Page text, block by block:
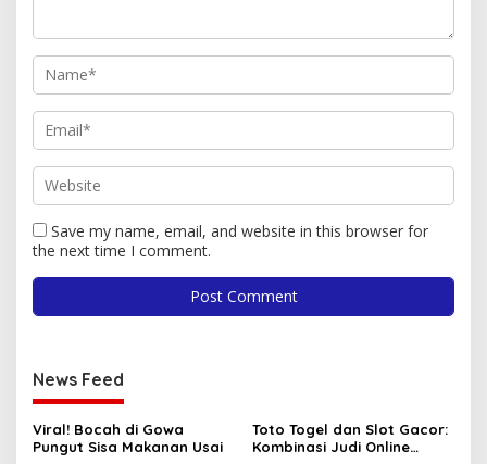
Save my name, email, and website in this browser for
the next time I comment.
News Feed
Viral! Bocah di Gowa
Pungut Sisa Makanan Usai
Toto Togel dan Slot Gacor:
Kombinasi Judi Online